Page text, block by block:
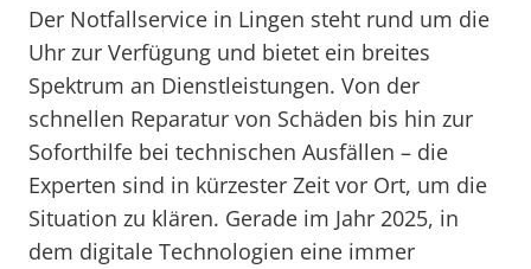
Der Notfallservice in Lingen steht rund um die
Uhr zur Verfügung und bietet ein breites
Spektrum an Dienstleistungen. Von der
schnellen Reparatur von Schäden bis hin zur
Soforthilfe bei technischen Ausfällen – die
Experten sind in kürzester Zeit vor Ort, um die
Situation zu klären. Gerade im Jahr 2025, in
dem digitale Technologien eine immer